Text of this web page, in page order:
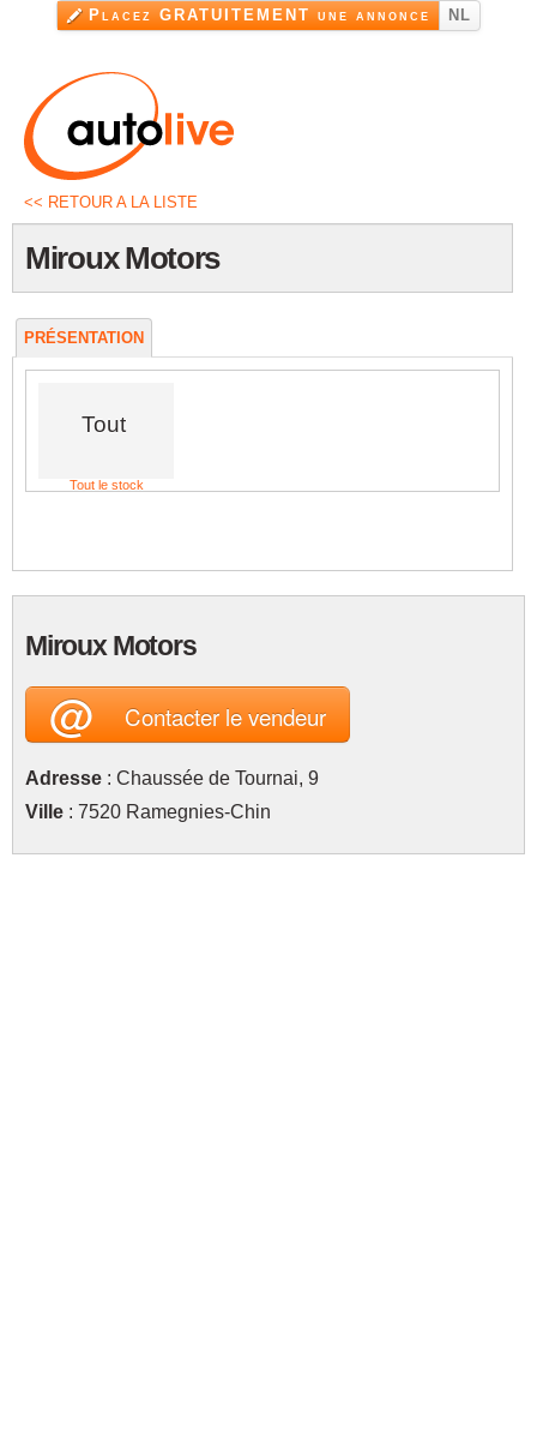
Aller au
contenu
principal
Placez GRATUITEMENT une annonce NL
<< RETOUR A LA LISTE
Miroux Motors
PRÉSENTATION
Tout
Tout le stock
Miroux Motors
@Contacter le vendeur
Adresse : Chaussée de Tournai, 9
Ville : 7520 Ramegnies-Chin